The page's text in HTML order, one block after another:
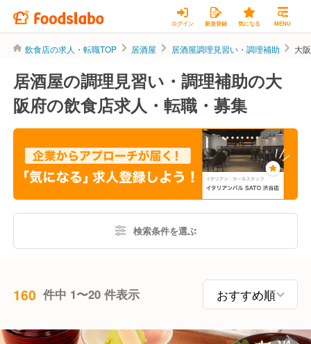
ログイン 新規登録 気になる MENU
飲食店の求人・転職TOP 居酒屋 居酒屋調理見習い・調理補助 大
居酒屋の調理見習い・調理補助の大
阪府の飲食店求人・転職・募集
検索条件を選ぶ
160 件中 1〜20 件表示